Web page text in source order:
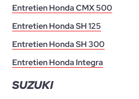
Entretien Honda CMX 500
Entretien Honda SH 125
Entretien Honda SH 300
Entretien Honda Integra
SUZUKI